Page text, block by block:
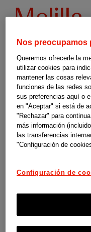
de
respiro
-
Melilla
Programas de
Estas guías son un
SUPERCUIDADORES
compañías de Johnson &
de los contenidos, ni de
Nos preocupamos
Queremos ofrecerle la
utilizar cookies para
mantener las cosas
funciones de las redes
sus preferencias aquí o
en "Aceptar" si está de
"Rechazar" para
más información
las transferencias
"Configuración de
Configuración de